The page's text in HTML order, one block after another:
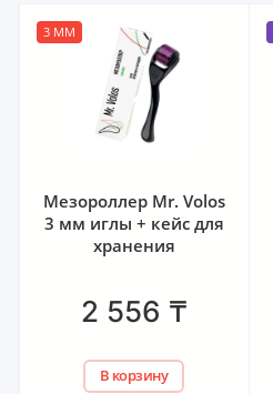
3 ММ
Мезороллер Mr. Volos
3 мм иглы + кейс для
хранения
2 556 ₸
В корзину